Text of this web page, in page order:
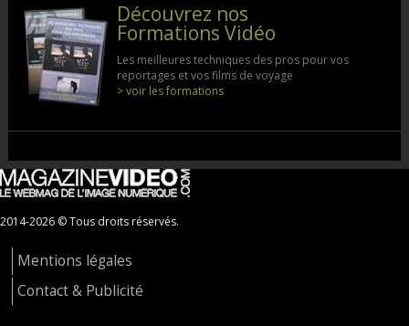
Découvrez nos
Formations Vidéo
Les meilleures techniques des pros pour vos
reportages et vos films de voyage
> voir les formations
2014-2026 © Tous droits réservés.
Mentions légales
Contact & Publicité